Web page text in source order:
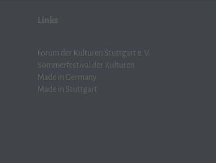
Links
Forum der Kulturen Stuttgart e. V.
Sommerfestival der Kulturen
Made in Germany
Made in Stuttgart